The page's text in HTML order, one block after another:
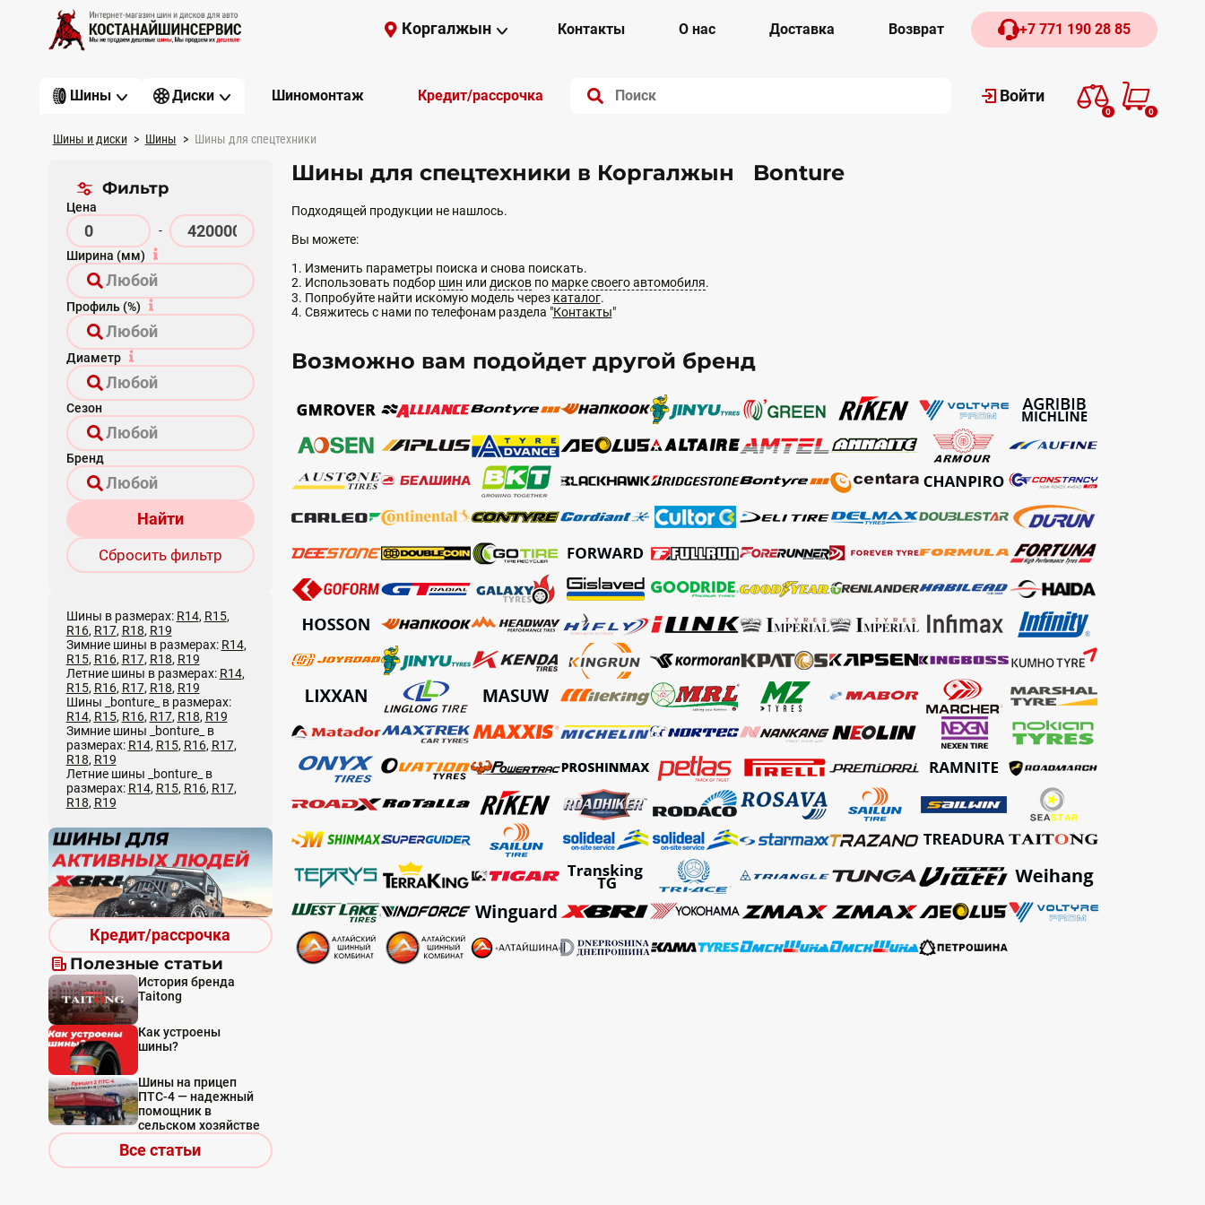
Коргалжын Контакты О нас Доставка Возврат +7 771 190 28 85
Шины Диски Шиномонтаж Кредит/рассрочка Войти
0 0
Шины и диски Шины Шины для спецтехники
Фильтр
Цена
-
Ширина (мм)
Профиль (%)
Диаметр
Сезон
Бренд
Найти
Сбросить фильтр
Шины в размерах: R14, R15,
R16, R17, R18, R19
Зимние шины в размерах: R14,
R15, R16, R17, R18, R19
Летние шины в размерах: R14,
R15, R16, R17, R18, R19
Шины _bonture_ в размерах:
R14, R15, R16, R17, R18, R19
Зимние шины _bonture_ в
размерах: R14, R15, R16, R17,
R18, R19
Летние шины _bonture_ в
размерах: R14, R15, R16, R17,
R18, R19
Кредит/рассрочка
Полезные статьи
История бренда
Taitong
Как устроены
шины?
Шины на прицеп
ПТС-4 — надежный
помощник в
сельском хозяйстве
Все статьи
Шины для спецтехники в Коргалжын Bonture
Подходящей продукции не нашлось.
Вы можете:
1. Изменить параметры поиска и снова поискать.
2. Использовать подбор шин или дисковпо марке своего автомобиля.
3. Попробуйте найти искомую модель через каталог.
4. Свяжитесь с нами по телефонам раздела "Контакты"
Возможно вам подойдет другой бренд